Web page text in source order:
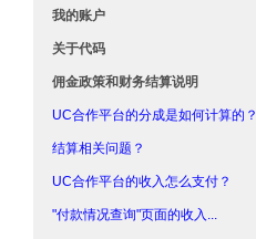
我的账户
关于代码
佣金政策和财务结算说明
UC合作平台的分成是如何计算的？
结算相关问题？
UC合作平台的收入怎么支付？
"付款情况查询"页面的收入...